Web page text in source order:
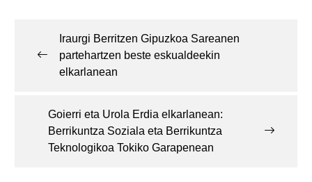
Iraurgi Berritzen Gipuzkoa Sareanen
partehartzen beste eskualdeekin
elkarlanean
Goierri eta Urola Erdia elkarlanean:
Berrikuntza Soziala eta Berrikuntza
Teknologikoa Tokiko Garapenean